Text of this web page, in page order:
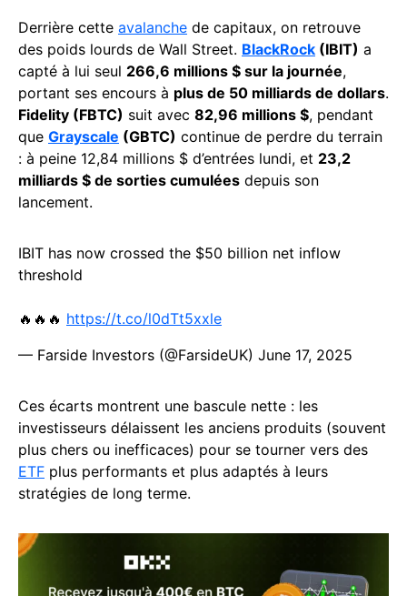
Derrière cette avalanche de capitaux, on retrouve
des poids lourds de Wall Street. BlackRock (IBIT) a
capté à lui seul 266,6 millions $ sur la journée,
portant ses encours à plus de 50 milliards de dollars.
Fidelity (FBTC) suit avec 82,96 millions $, pendant
que Grayscale (GBTC) continue de perdre du terrain
: à peine 12,84 millions $ d’entrées lundi, et 23,2
milliards $ de sorties cumulées depuis son
lancement.
IBIT has now crossed the $50 billion net inflow
threshold
🔥🔥🔥 https://t.co/l0dTt5xxle
— Farside Investors (@FarsideUK) June 17, 2025
Ces écarts montrent une bascule nette : les
investisseurs délaissent les anciens produits (souvent
plus chers ou inefficaces) pour se tourner vers des
ETF plus performants et plus adaptés à leurs
stratégies de long terme.